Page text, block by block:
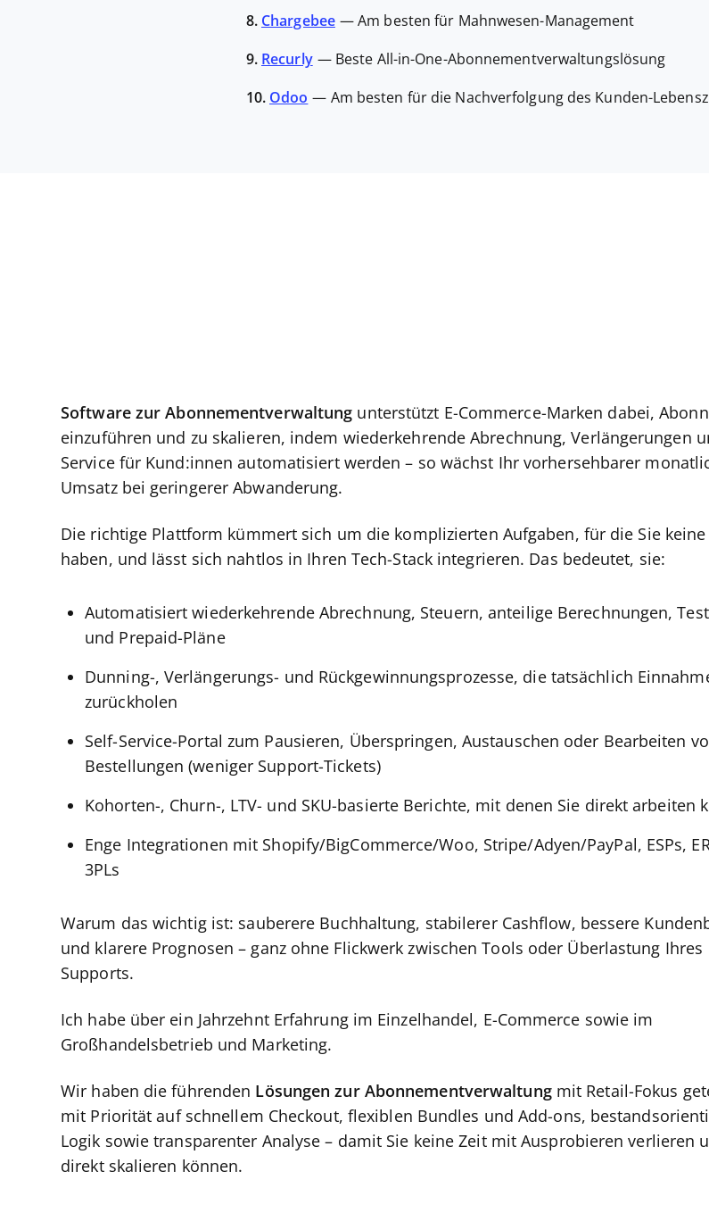
8. Chargebee —Am besten für Mahnwesen-Management
9. Recurly — Beste All-in-One-Abonnementverwaltungslösung
10. Odoo — Am besten für die Nachverfolgung des Kunden-
Software zur Abonnementverwaltung unterstützt E-Commerce-Marken dabei,
einzuführen und zu skalieren, indem wiederkehrende Abrechnung, Verlängerungen
Service für Kund:innen automatisiert werden – so wächst Ihr vorhersehbarer
Umsatz bei geringerer Abwanderung.
Die richtige Plattform kümmert sich um die komplizierten Aufgaben, für die Sie keine
haben, und lässt sich nahtlos in Ihren Tech-Stack integrieren. Das bedeutet, sie:
Automatisiert wiederkehrende Abrechnung, Steuern, anteilige Berechnungen,
und Prepaid-Pläne
Dunning-, Verlängerungs- und Rückgewinnungsprozesse, die tatsächlich
zurückholen
Self-Service-Portal zum Pausieren, Überspringen, Austauschen oder Bearbeiten
Bestellungen (weniger Support-Tickets)
Kohorten-, Churn-, LTV- und SKU-basierte Berichte, mit denen Sie direkt arbeiten
Enge Integrationen mit Shopify/BigCommerce/Woo, Stripe/Adyen/PayPal, ESPs,
3PLs
Warum das wichtig ist: sauberere Buchhaltung, stabilerer Cashflow, bessere
und klarere Prognosen – ganz ohne Flickwerk zwischen Tools oder Überlastung Ihres
Supports.
Ich habe über ein Jahrzehnt Erfahrung im Einzelhandel, E-Commerce sowie im
Großhandelsbetrieb und Marketing.
Wir haben die führenden Lösungen zur Abonnementverwaltungmit Retail-Fokus
mit Priorität auf schnellem Checkout, flexiblen Bundles und Add-ons,
Logik sowie transparenter Analyse – damit Sie keine Zeit mit Ausprobieren verlieren
direkt skalieren können.